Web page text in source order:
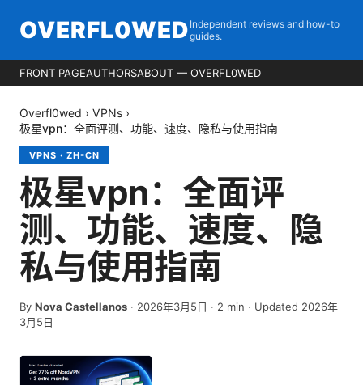
OVERFL0WED Independent reviews and how-to
guides.
FRONT PAGEAUTHORSABOUT — OVERFL0WED
Overfl0wed › VPNs ›
极星vpn：全面评测、功能、速度、隐私与使用指南
VPNS · ZH-CN
极星vpn：全面评
测、功能、速度、隐
私与使用指南
By Nova Castellanos · 2026年3月5日 · 2 min · Updated 2026年
3月5日